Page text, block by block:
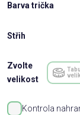
Barva trička
Střih
Zvolte
velikost
Kontrola